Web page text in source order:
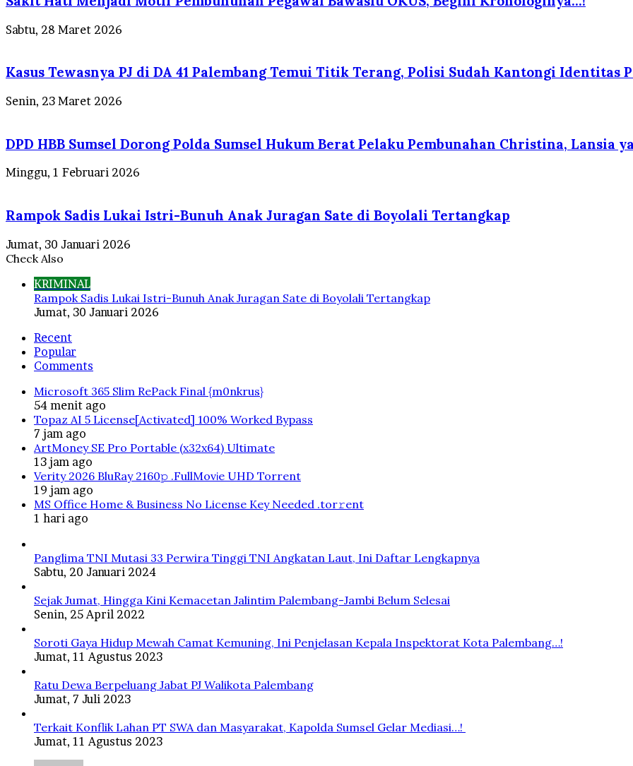
Sabtu, 28 Maret 2026
Kasus Tewasnya PJ di DA 41 Palembang Temui Titik Terang, Polisi Sudah Kantongi Identitas
Senin, 23 Maret 2026
DPD HBB Sumsel Dorong Polda Sumsel Hukum Berat Pelaku Pembunahan Christina, Lansia
Minggu, 1 Februari 2026
Rampok Sadis Lukai Istri-Bunuh Anak Juragan Sate di Boyolali Tertangkap
Jumat, 30 Januari 2026
Check Also
KRIMINAL
Rampok Sadis Lukai Istri-Bunuh Anak Juragan Sate di Boyolali Tertangkap
Jumat, 30 Januari 2026
Recent
Popular
Comments
Microsoft 365 Slim RePack Final {m0nkrus}
54 menit ago
Topaz AI 5 License[Activated] 100% Worked Bypass
7 jam ago
ArtMoney SE Pro Portable (x32x64) Ultimate
13 jam ago
Verity 2026 BluRay 2160𝚙 .FullMov𝗂e UHD Torrent
19 jam ago
MS Office Home & Business No License Key Needed .tоr𝚛еnt
1 hari ago
Panglima TNI Mutasi 33 Perwira Tinggi TNI Angkatan Laut, Ini Daftar Lengkapnya
Sabtu, 20 Januari 2024
Sejak Jumat, Hingga Kini Kemacetan Jalintim Palembang-Jambi Belum Selesai
Senin, 25 April 2022
Soroti Gaya Hidup Mewah Camat Kemuning, Ini Penjelasan Kepala Inspektorat Kota Palembang…!
Jumat, 11 Agustus 2023
Ratu Dewa Berpeluang Jabat PJ Walikota Palembang
Jumat, 7 Juli 2023
Terkait Konflik Lahan PT SWA dan Masyarakat, Kapolda Sumsel Gelar Mediasi…!
Jumat, 11 Agustus 2023